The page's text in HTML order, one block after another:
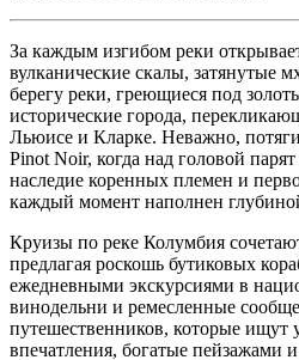
За каждым изгибом реки
вулканические скалы, затянутые
берегу реки, греющиеся под
исторические города,
Льюисе и Кларке. Неважно,
Pinot Noir, когда над головой
наследие коренных племен и
каждый момент наполнен
Круизы по реке Колумбия
предлагая роскошь бутиковых
ежедневными экскурсиями в
винодельни и ремесленные
путешественников, которые ищут
впечатления, богатые пейзажами